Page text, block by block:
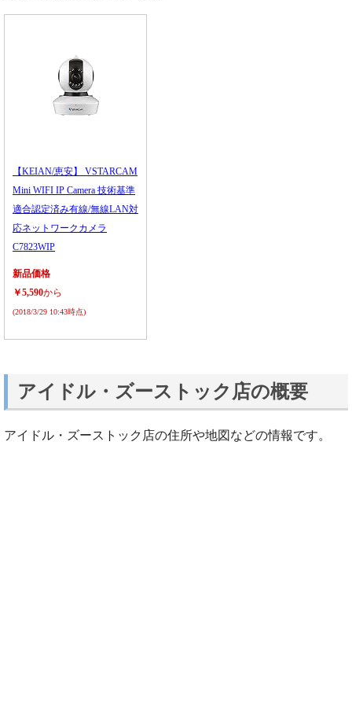
【KEIAN/恵安】 VSTARCAM
Mini WIFI IP Camera 技術基準
適合認定済み有線/無線LAN対
応ネットワークカメラ
C7823WIP
新品価格
￥5,590から
(2018/3/29 10:43時点)
アイドル・ズーストック店の概要
アイドル・ズーストック店の住所や地図などの情報です。